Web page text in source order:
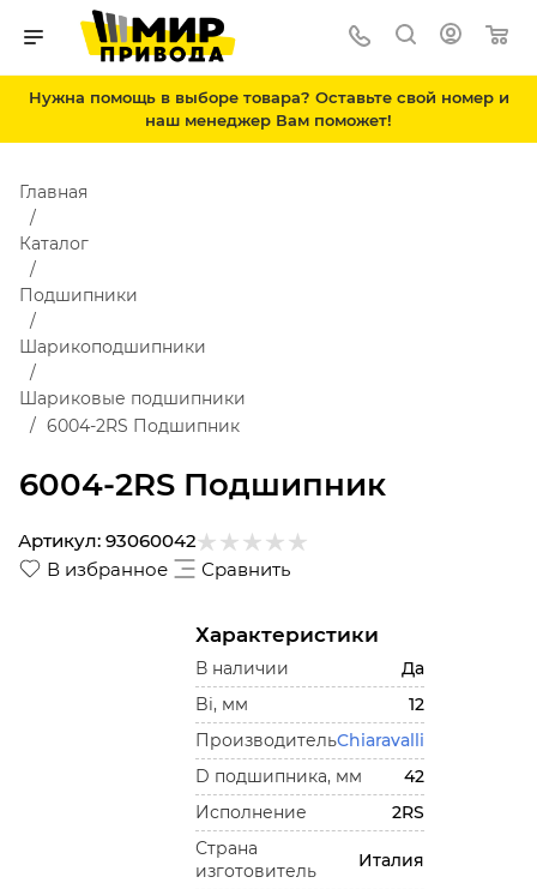
Нужна помощь в выборе товара? Оставьте свой номер и
наш менеджер Вам поможет!
6004-2RS Подшипник
Главная
Каталог
Подшипники
Шарикоподшипники
Шариковые подшипники
6004-2RS Подшипник
В избранное Сравнить
Артикул: 93060042
Характеристики
В наличии
Да
Bi, мм
12
ПроизводительChiaravalli
D подшипника, мм
42
Исполнение
2RS
Страна
изготовитель
Италия